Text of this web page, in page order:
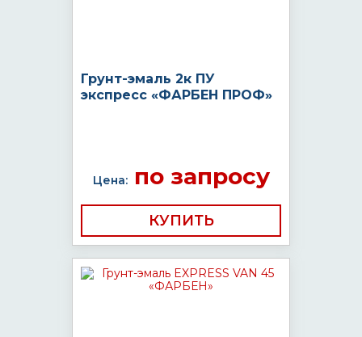
Грунт-эмаль 2к ПУ
экспресс «ФАРБЕН ПРОФ»
Цена:по запросу
КУПИТЬ